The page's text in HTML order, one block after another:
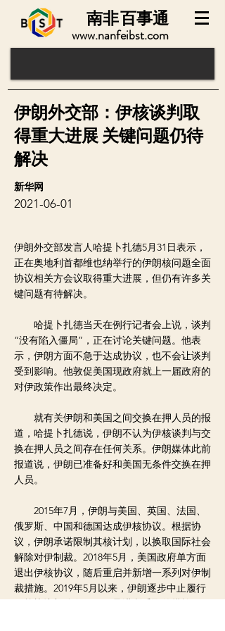
www.nanfeibst.com
百事通
南非
伊朗外交部发言人哈提卜扎德5月31日表示，
正在奥地利首都维也纳举行的伊朗核问题全面
协议相关方会议取得重大进展，但仍有许多关
键问题有待解决。
哈提卜扎德当天在例行记者会上说，谈判
“没有陷入僵局”，正在讨论关键问题。他表
示，伊朗方面不急于达成协议，也不会让谈判
受到影响。他敦促美国现政府就上一届政府的
对伊政策作出最终决定。
就有关伊朗和美国之间交换在押人员的报
道，哈提卜扎德说，伊朗不认为伊核谈判与交
换在押人员之间存在任何关系。伊朗媒体此前
报道说，伊朗已准备好和美国无条件交换在押
人员。
2015年7月，伊朗与美国、英国、法国、
俄罗斯、中国和德国达成伊核协议。根据协
议，伊朗承诺限制其核计划，以换取国际社会
解除对伊制裁。2018年5月，美国政府单方面
退出伊核协议，随后重启并新增一系列对伊制
裁措施。2019年5月以来，伊朗逐步中止履行
伊核协议部分条款，但承诺所采取的措施“可
新华网
2021-06-01
伊朗外交部：伊核谈判取
得重大进展 关键问题仍待
解决